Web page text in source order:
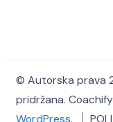
© Autorska prava
pridržana.
WordPress.